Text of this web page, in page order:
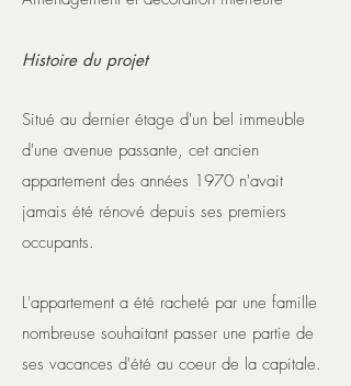
Histoire du projet
​Situé au dernier étage d'un bel immeuble
d'une avenue passante, cet ancien
appartement des années 1970 n'avait
jamais été rénové depuis ses premiers
occupants.
L'appartement a été racheté par une famille
nombreuse souhaitant passer une partie de
ses vacances d'été au coeur de la capitale.